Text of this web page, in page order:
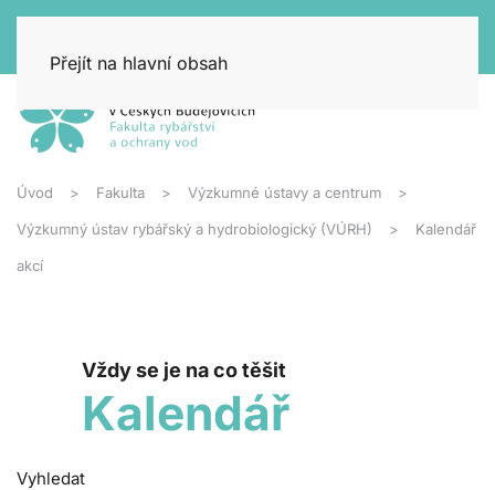
Přejít na hlavní obsah
Úvod Fakulta Výzkumné ústavy a centrum
Výzkumný ústav rybářský a hydrobiologický (VÚRH) Kalendář
akcí
Vždy se je na co těšit
Kalendář
Vyhledat